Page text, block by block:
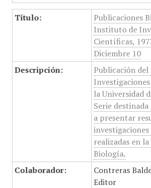
Título:
Publicaciones
Instituto de
Científicas,
Diciembre 10
Descripción:
Publicación
la Universidad
Serie
a presentar
realizadas en
Biología.
Colaborador:
Contreras
Editor